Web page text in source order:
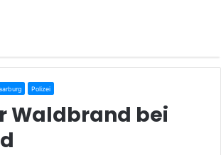
Polizei
Waldbrand bei